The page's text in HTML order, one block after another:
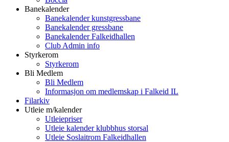
Banekalender
Banekalender kunstgressbane
Banekalender gressbane
Banekalender Falkeidhallen
Club Admin info
Styrkerom
Styrkerom
Bli Medlem
Bli Medlem
Informasjon om medlemskap i Falkeid IL
Filarkiv
Utleie m/kalender
Utleiepriser
Utleie kalender klubbhus storsal
Utleie Soslaitrom Falkeidhallen